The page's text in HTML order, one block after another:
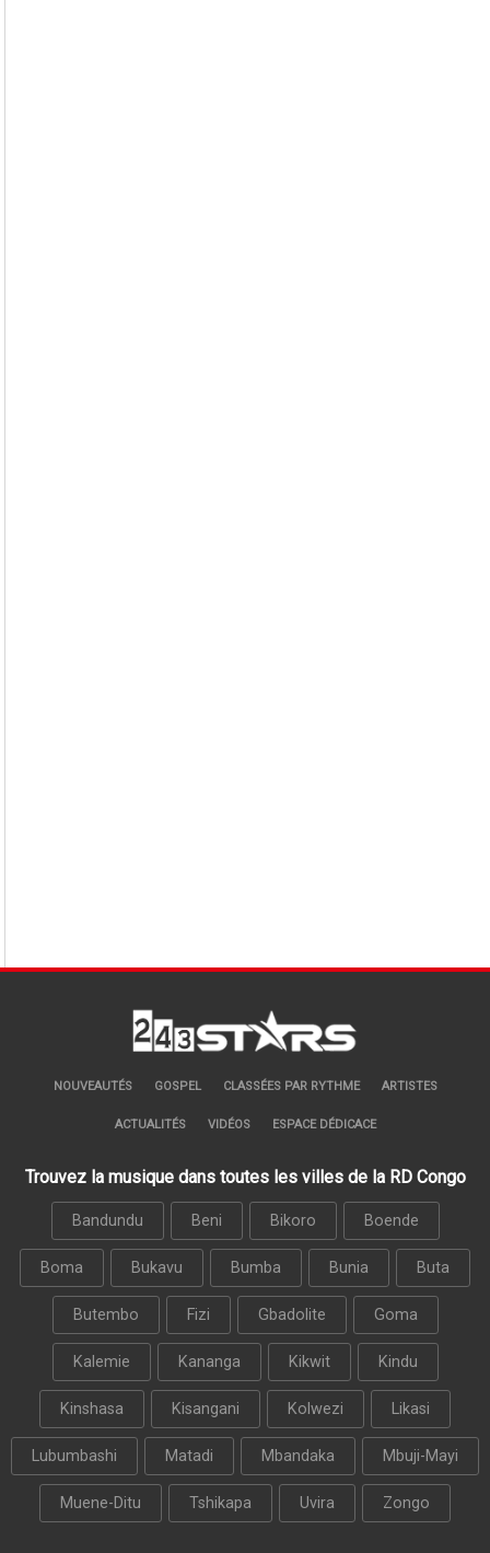
NOUVEAUTÉS GOSPEL CLASSÉES PAR RYTHME ARTISTES
ACTUALITÉS VIDÉOS ESPACE DÉDICACE
Trouvez la musique dans toutes les villes de la RD Congo
Bandundu Beni Bikoro Boende
Boma Bukavu Bumba Bunia Buta
Butembo Fizi Gbadolite Goma
Kalemie Kananga Kikwit Kindu
Kinshasa Kisangani Kolwezi Likasi
Lubumbashi Matadi Mbandaka Mbuji-Mayi
Muene-Ditu Tshikapa Uvira Zongo